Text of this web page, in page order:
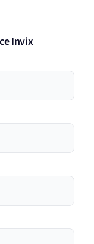
Invix